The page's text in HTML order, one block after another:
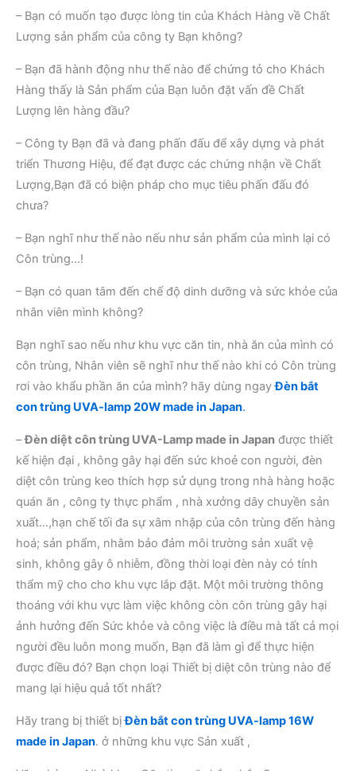
– Bạn có muốn tạo được lòng tin của Khách Hàng về Chất
Lượng sản phẩm của công ty Bạn không?
– Bạn đã hành động như thế nào để chứng tỏ cho Khách
Hàng thấy là Sản phẩm của Bạn luôn đặt vấn đề Chất
Lượng lên hàng đầu?
– Công ty Bạn đã và đang phấn đấu để xây dựng và phát
triển Thương Hiệu, để đạt được các chứng nhận về Chất
Lượng,Bạn đã có biện pháp cho mục tiêu phấn đấu đó
chưa?
– Bạn nghĩ như thế nào nếu như sản phẩm của mình lại có
Côn trùng…!
– Bạn có quan tâm đến chế độ dinh dưỡng và sức khỏe của
nhân viên mình không?
Bạn nghĩ sao nếu như khu vực căn tin, nhà ăn của mình có
côn trùng, Nhân viên sẽ nghĩ như thế nào khi có Côn trùng
rơi vào khẩu phần ăn của mình? hãy dùng ngayĐèn bắt
con trùng UVA-lamp 20W made in Japan.
–Đèn diệt côn trùng UVA-Lamp made in Japan được thiết
kế hiện đại , không gây hại đến sức khoẻ con người, đèn
diệt côn trùng keo thích hợp sử dụng trong nhà hàng hoặc
quán ăn , công ty thực phẩm , nhà xưởng dây chuyền sản
xuất…,hạn chế tối đa sự xâm nhập của côn trùng đến hàng
hoá; sản phẩm, nhằm bảo đảm môi trường sản xuất vệ
sinh, không gây ô nhiễm, đồng thời loại đèn này có tính
thẩm mỹ cho cho khu vực lắp đặt. Một môi trường thông
thoáng với khu vực làm việc không còn côn trùng gây hại
ảnh hưởng đến Sức khỏe và công việc là điều mà tất cả mọi
người đều luôn mong muốn, Bạn đã làm gì để thực hiện
được điều đó? Bạn chọn loại Thiết bị diệt côn trùng nào để
mang lại hiệu quả tốt nhất?
Hãy trang bị thiết bịĐèn bắt con trùng UVA-lamp 16W
made in Japan. ở những khu vực Sản xuất ,